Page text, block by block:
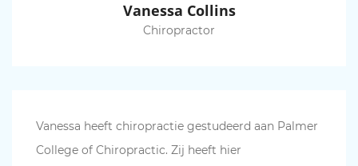
Vanessa Collins
Chiropractor
Vanessa heeft chiropractie gestudeerd aan Palmer
College of Chiropractic. Zij heeft hier